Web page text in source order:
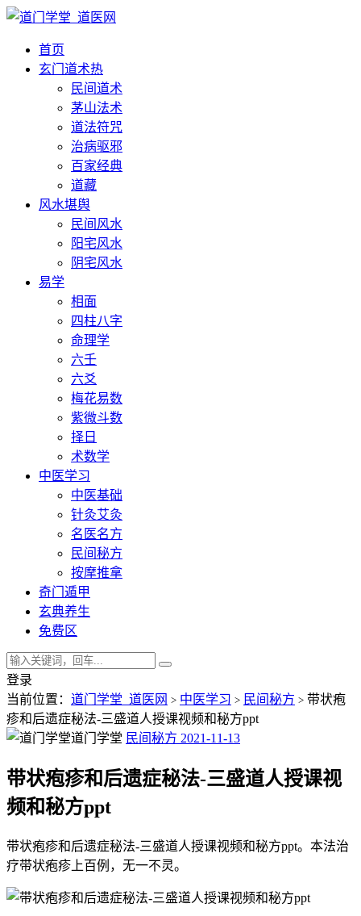
首页
玄门道术热
民间道术
茅山法术
道法符咒
治病驱邪
百家经典
道藏
风水堪舆
民间风水
阳宅风水
阴宅风水
易学
相面
四柱八字
命理学
六壬
六爻
梅花易数
紫微斗数
择日
术数学
中医学习
中医基础
针灸艾灸
名医名方
民间秘方
按摩推拿
奇门遁甲
玄典养生
免费区
登录
当前位置： 道门学堂_道医网 > 中医学习 > 民间秘方 > 带状疱
疹和后遗症秘法-三盛道人授课视频和秘方ppt
道门学堂 民间秘方 2021-11-13
带状疱疹和后遗症秘法-三盛道人授课视
频和秘方ppt
带状疱疹和后遗症秘法-三盛道人授课视频和秘方ppt。本法治
疗带状疱疹上百例，无一不灵。